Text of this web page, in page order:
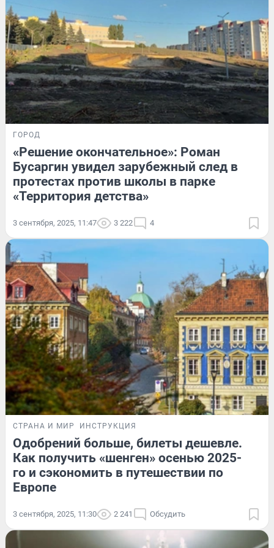
ГОРОД
«Решение окончательное»: Роман
Бусаргин увидел зарубежный след в
протестах против школы в парке
«Территория детства»
3 сентября, 2025, 11:47 3 222 4
СТРАНА И МИР ИНСТРУКЦИЯ
Одобрений больше, билеты дешевле.
Как получить «шенген» осенью 2025-
го и сэкономить в путешествии по
Европе
3 сентября, 2025, 11:30 2 241 Обсудить